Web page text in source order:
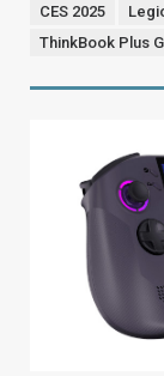
CES 2025
ThinkBook Plus